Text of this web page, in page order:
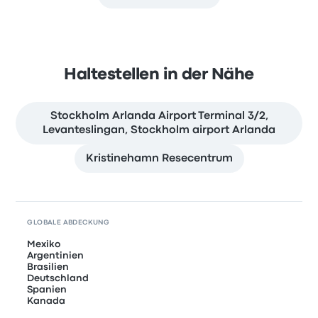
Haltestellen in der Nähe
Stockholm Arlanda Airport Terminal 3/2,
Levanteslingan, Stockholm airport Arlanda
Kristinehamn Resecentrum
GLOBALE ABDECKUNG
Mexiko
Argentinien
Brasilien
Deutschland
Spanien
Kanada